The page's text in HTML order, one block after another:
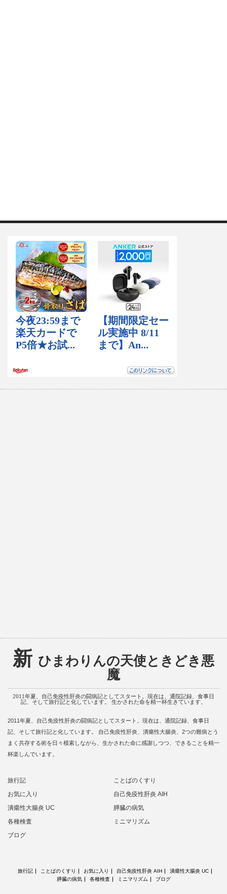
新 ひまわりんの天使ときどき悪
魔
2011年夏、自己免疫性肝炎の闘病記としてスタート。現在は、通院記録、食事日
記、そして旅行記と化しています。 生かされた命を精一杯生きています。
2011年夏、自己免疫性肝炎の闘病記としてスタート。現在は、通院記録、食事日
記、そして旅行記と化しています。 自己免疫性肝炎、潰瘍性大腸炎、2つの難病とう
まく共存する術を日々模索しながら、生かされた命に感謝しつつ、できることを精一
杯楽しんでいます。
旅行記
ことばのくすり
お気に入り
自己免疫性肝炎 AIH
潰瘍性大腸炎 UC
膵臓の病気
各種検査
ミニマリズム
ブログ
旅行記 ことばのくすり お気に入り 自己免疫性肝炎 AIH
潰瘍性大腸炎 UC
膵臓の病気
各種検査 ミニマリズム ブログ